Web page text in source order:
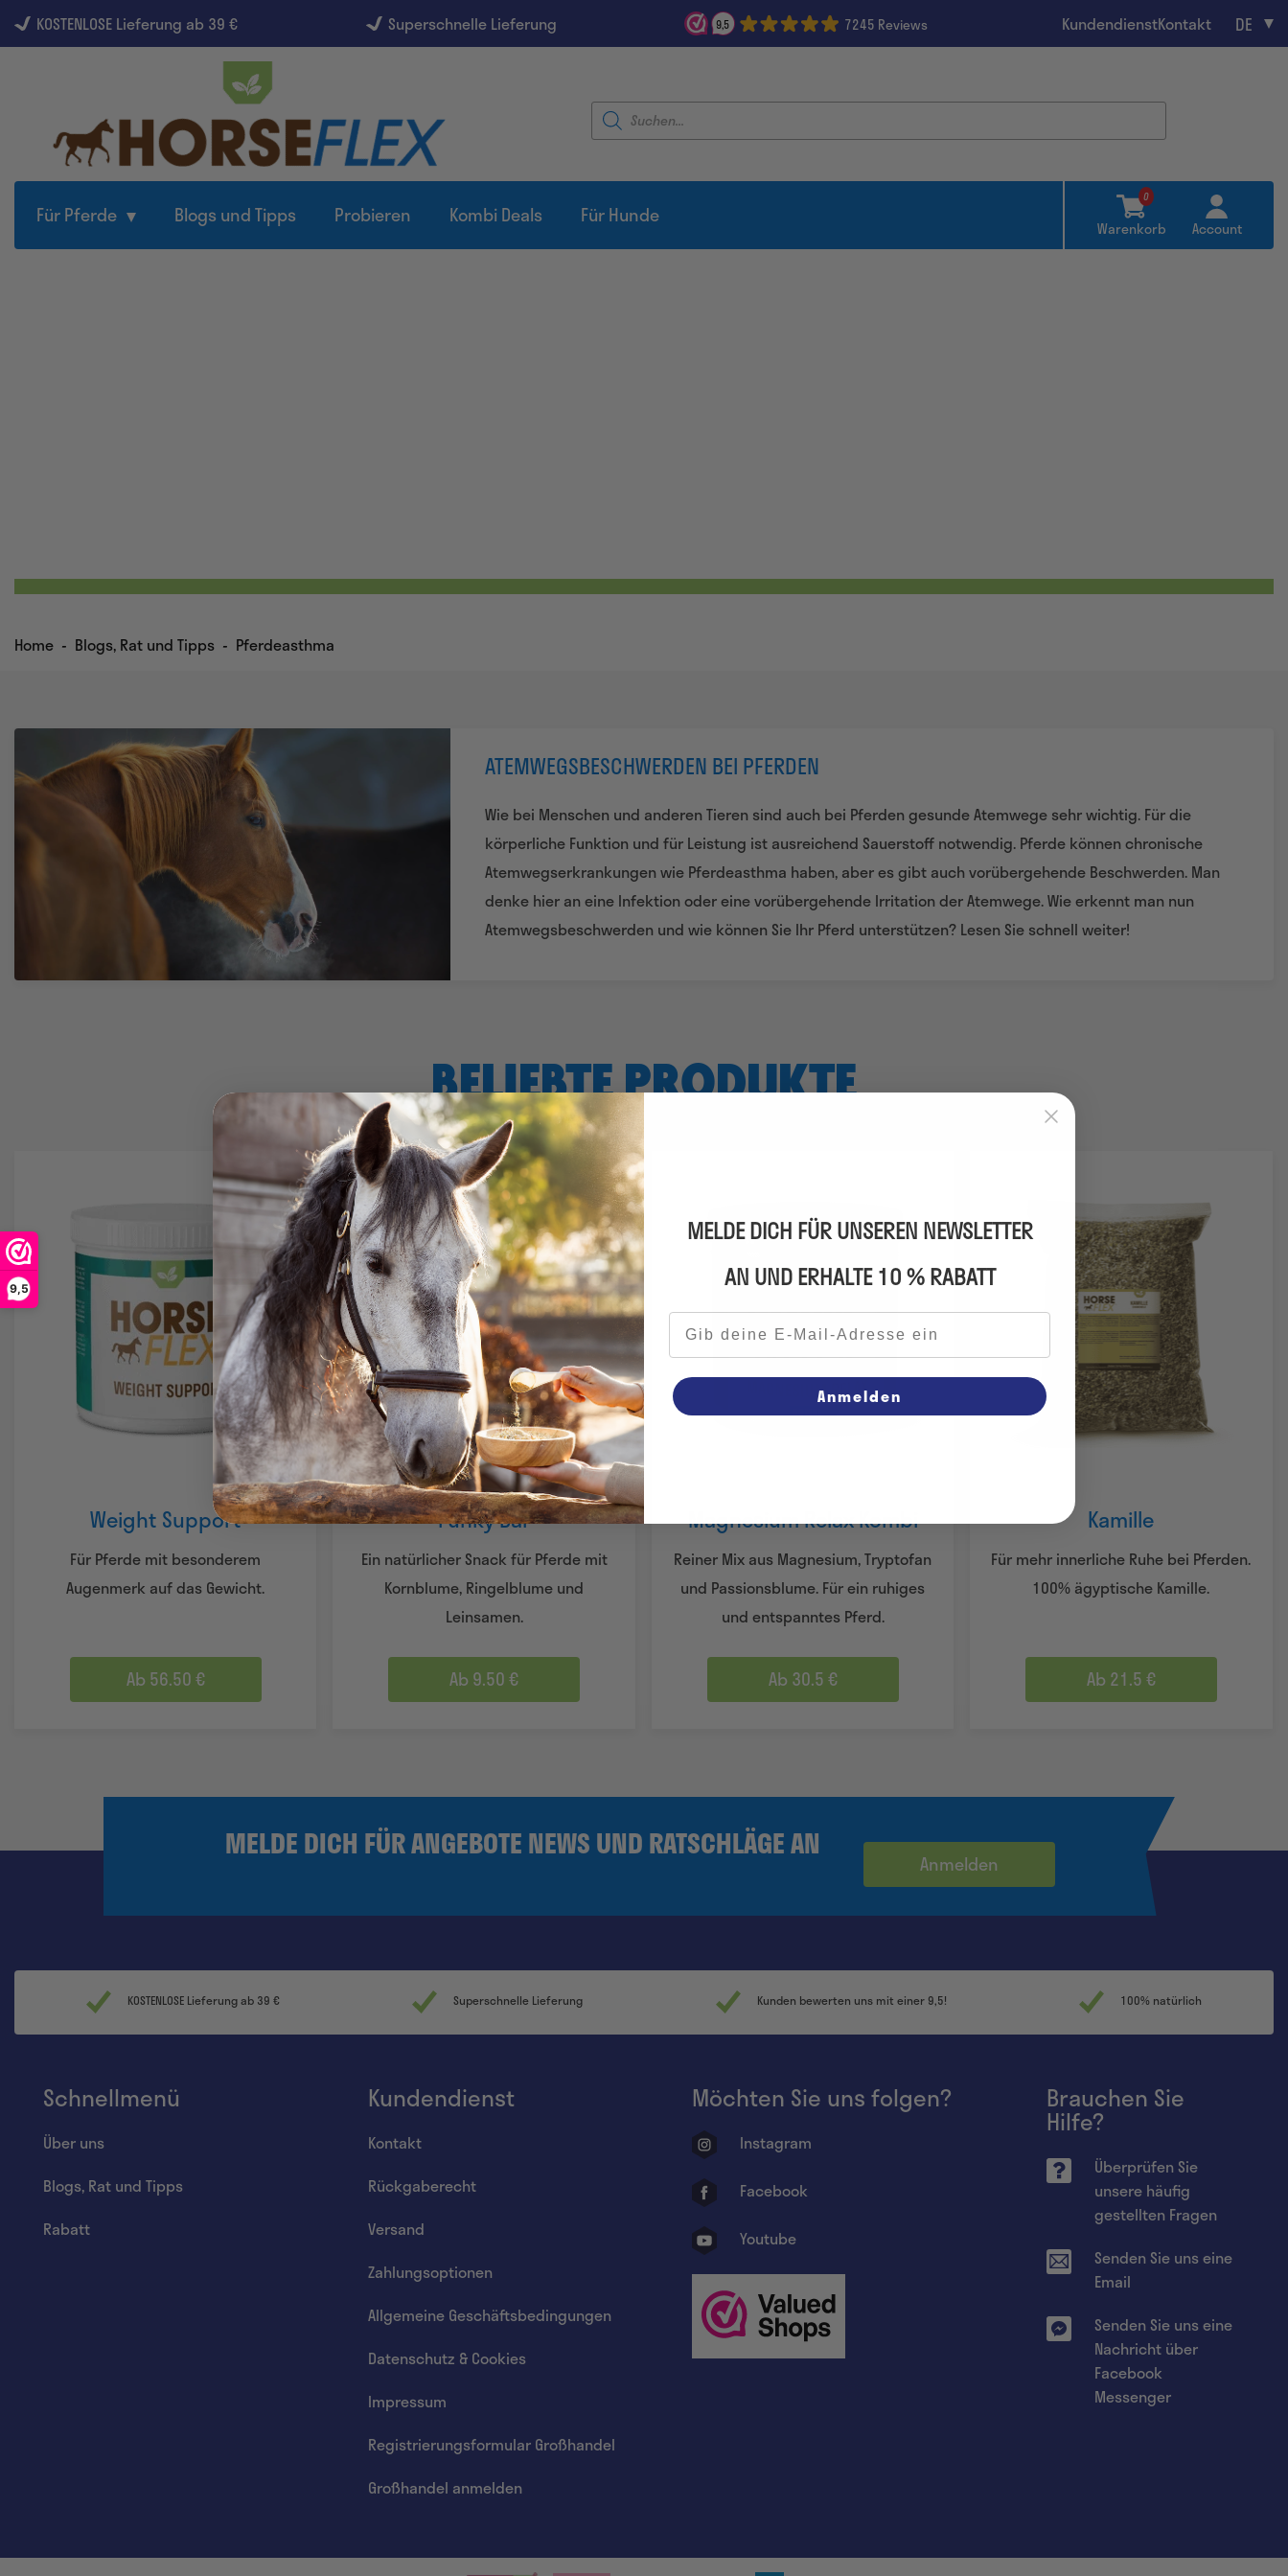
9,5
KOSTENLOSE Lieferung ab 39 € Superschnelle Lieferung 9,5 7245 Reviews KundendienstKontakt DE
Products
search
Für Pferde Blogs und Tipps Probieren Kombi Deals Für Hunde
0
Warenkorb Account
Home - Blogs, Rat und Tipps - Pferdeasthma
ATEMWEGSBESCHWERDEN BEI PFERDEN
Wie bei Menschen und anderen Tieren sind auch bei Pferden gesunde Atemwege sehr wichtig. Für die
körperliche Funktion und für Leistung ist ausreichend Sauerstoff notwendig. Pferde können chronische
Atemwegserkrankungen wie Pferdeasthma haben, aber es gibt auch vorübergehende Beschwerden. Man
denke hier an eine Infektion oder eine vorübergehende Irritation der Atemwege. Wie erkennt man nun
Atemwegsbeschwerden und wie können Sie Ihr Pferd unterstützen? Lesen Sie schnell weiter!
BELIEBTE PRODUKTE
Weight Support
Für Pferde mit besonderem
Augenmerk auf das Gewicht.
Ab 56.50 €
Funky Bar
Ein natürlicher Snack für Pferde mit
Kornblume, Ringelblume und
Leinsamen.
Ab 9.50 €
Magnesium Relax Kombi
Reiner Mix aus Magnesium, Tryptofan
und Passionsblume. Für ein ruhiges
und entspanntes Pferd.
Ab 30.5 €
Kamille
Für mehr innerliche Ruhe bei Pferden.
100% ägyptische Kamille.
Ab 21.5 €
MELDE DICH FÜR ANGEBOTE NEWS UND RATSCHLÄGE AN
Anmelden
KOSTENLOSE Lieferung ab 39 € Superschnelle Lieferung Kunden bewerten uns mit einer 9,5! 100% natürlich
Schnellmenü
Über uns
Blogs, Rat und Tipps
Rabatt
Kundendienst
Kontakt
Rückgaberecht
Versand
Zahlungsoptionen
Allgemeine Geschäftsbedingungen
Datenschutz & Cookies
Impressum
Registrierungsformular Großhandel
Großhandel anmelden
Möchten Sie uns folgen?
Instagram
Facebook
Youtube
Brauchen Sie
Hilfe?
Überprüfen Sie
unsere häufig
gestellten Fragen
Senden Sie uns eine
Email
Senden Sie uns eine
Nachricht über
Facebook
Messenger
MELDE DICH FÜR UNSEREN NEWSLETTER
AN UND ERHALTE 10 % RABATT
E-Mail-Adresse
Anmelden